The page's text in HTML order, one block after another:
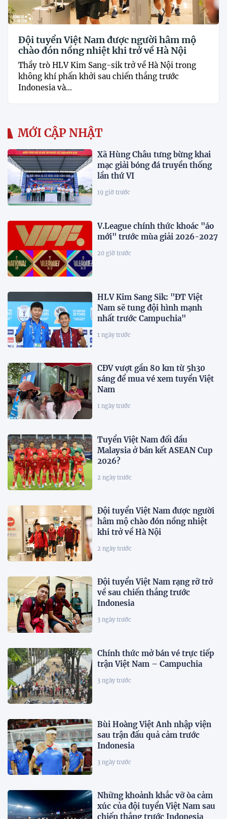
Đội tuyển Việt Nam được người hâm mộ
chào đón nồng nhiệt khi trở về Hà Nội
Thầy trò HLV Kim Sang-sik trở về Hà Nội trong
không khí phấn khởi sau chiến thắng trước
Indonesia và...
MỚI CẬP NHẬT
Xã Hùng Châu tưng bừng khai
mạc giải bóng đá truyền thống
lần thứ VI
19 giờ trước
V.League chính thức khoác "áo
mới" trước mùa giải 2026-2027
20 giờ trước
HLV Kim Sang Sik: "ĐT Việt
Nam sẽ tung đội hình mạnh
nhất trước Campuchia"
1 ngày trước
CĐV vượt gần 80 km từ 5h30
sáng để mua vé xem tuyển Việt
Nam
1 ngày trước
Tuyển Việt Nam đối đầu
Malaysia ở bán kết ASEAN Cup
2026?
2 ngày trước
Đội tuyển Việt Nam được người
hâm mộ chào đón nồng nhiệt
khi trở về Hà Nội
2 ngày trước
Đội tuyển Việt Nam rạng rỡ trở
về sau chiến thắng trước
Indonesia
3 ngày trước
Chính thức mở bán vé trực tiếp
trận Việt Nam – Campuchia
3 ngày trước
Bùi Hoàng Việt Anh nhập viện
sau trận đấu quả cảm trước
Indonesia
3 ngày trước
Những khoảnh khắc vỡ òa cảm
xúc của đội tuyển Việt Nam sau
chiến thắng trước Indonesia